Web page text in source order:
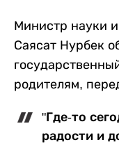
Министр науки
Саясат Нурбек
родителям,
"Где-то
радости и